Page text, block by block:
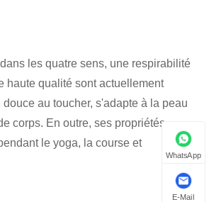
les quatre sens, une respirabilité
haute qualité sont actuellement
au toucher, s'adapte à la peau
corps. En outre, ses propriétés
le yoga, la course et
WhatsApp
E-Mail